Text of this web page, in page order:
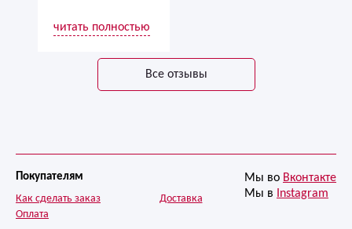
восторге! Очень
читать полностью
Все отзывы
Покупателям
Как сделать заказ
Оплата
Доставка
Мы во Вконтакте
Мы в
Instagram